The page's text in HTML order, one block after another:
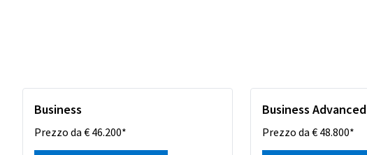
Business
Prezzo da € 46.200*
Business Advanced
Prezzo da € 48.800*